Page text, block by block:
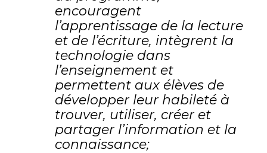
encouragent
l’apprentissage de la lecture
et de l’écriture, intègrent la
technologie dans
l’enseignement et
permettent aux élèves de
développer leur habileté à
trouver, utiliser, créer et
partager l’information et la
connaissance;